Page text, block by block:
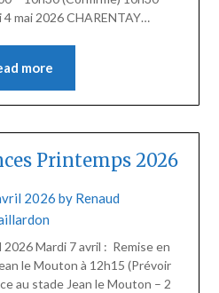
mai 2026 CHARENTAY…
more
Printemps 2026
2026 by Renaud
2026 Mardi 7 avril : Remise en
le Mouton à 12h15 (Prévoir
au stade Jean le Mouton – 2